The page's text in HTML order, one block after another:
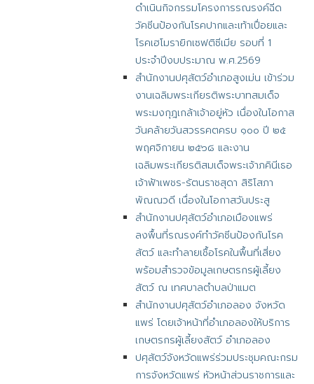
ดำเนินกิจกรรมโครงการรณรงค์ฉีด
วัคซีนป้องกันโรคปากและเท้าเปื่อยและ
โรคเฮโมรายิกเซฟติซีเมีย รอบที่ 1
ประจำปีงบประมาณ พ.ศ.2569
สำนักงานปศุสัตว์อำเภอสูงเม่น เข้าร่วม
งานเฉลิมพระเกียรติพระบาทสมเด็จ
พระมงกุฎเกล้าเจ้าอยู่หัว เนื่องในโอกาส
วันคล้ายวันสวรรคตครบ ๑๐๐ ปี ๒๕
พฤศจิกายน ๒๕๖๘ และงาน
เฉลิมพระเกียรติสมเด็จพระเจ้าภคินีเธอ
เจ้าฟ้าเพชร-รัตนราชสุดา สิริโสภา
พัณณวดี เนื่องในโอกาสวันประสู
สำนักงานปศุสัตว์อำเภอเมืองแพร่
ลงพื้นที่รณรงค์ทำวัคซีนป้องกันโรค
สัตว์ และทำลายเชื้อโรคในพื้นที่เสี่ยง
พร้อมสำรวจข้อมูลเกษตรกรผู้เลี้ยง
สัตว์ ณ เทศบาลตำบลป่าแมต
สำนักงานปศุสัตว์อำเภอลอง จังหวัด
แพร่ โดยเจ้าหน้าที่อำเภอลองให้บริการ
เกษตรกรผู้เลี้ยงสัตว์ อำเภอลอง
ปศุสัตว์จังหวัดแพร่ร่วมประชุมคณะกรม
การจังหวัดแพร่ หัวหน้าส่วนราชการและ